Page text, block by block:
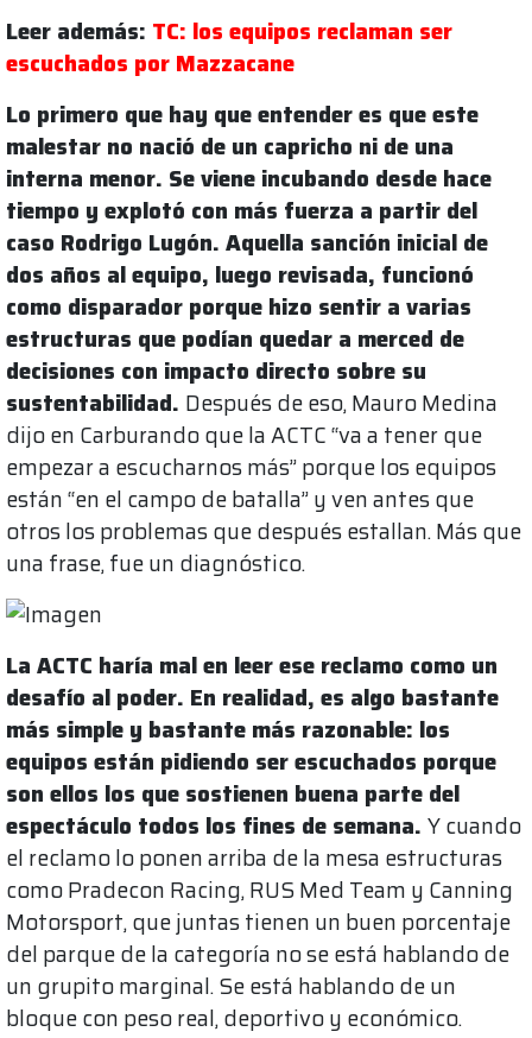
Leer además: TC: los equipos reclaman ser
escuchados por Mazzacane
Lo primero que hay que entender es que este
malestar no nació de un capricho ni de una
interna menor. Se viene incubando desde hace
tiempo y explotó con más fuerza a partir del
caso Rodrigo Lugón. Aquella sanción inicial de
dos años al equipo, luego revisada, funcionó
como disparador porque hizo sentir a varias
estructuras que podían quedar a merced de
decisiones con impacto directo sobre su
sustentabilidad. Después de eso, Mauro Medina
dijo en Carburando que la ACTC “va a tener que
empezar a escucharnos más” porque los equipos
están “en el campo de batalla” y ven antes que
otros los problemas que después estallan. Más que
una frase, fue un diagnóstico.
La ACTC haría mal en leer ese reclamo como un
desafío al poder. En realidad, es algo bastante
más simple y bastante más razonable: los
equipos están pidiendo ser escuchados porque
son ellos los que sostienen buena parte del
espectáculo todos los fines de semana. Y cuando
el reclamo lo ponen arriba de la mesa estructuras
como Pradecon Racing, RUS Med Team y Canning
Motorsport, que juntas tienen un buen porcentaje
del parque de la categoría no se está hablando de
un grupito marginal. Se está hablando de un
bloque con peso real, deportivo y económico.